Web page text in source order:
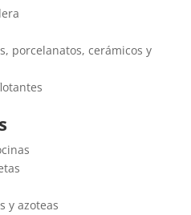
porcelanatos, cerámicos y
y azoteas